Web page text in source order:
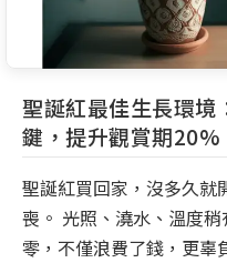
聖誕紅最佳生長環境
鍵，提升觀賞期20%
聖誕紅買回家，沒多久就
喪。 光照、澆水、溫度
零，不僅浪費了錢，更辜